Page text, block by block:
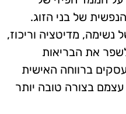
של בני הזוג.
נשימה, מדיטציה וריכוז,
את הבריאות
ברווחה האישית
בצורה טובה יותר